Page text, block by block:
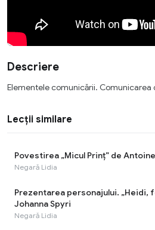
Descriere
Elementele comunicării. Comunicarea
Lecții similare
Povestirea „Micul Prinț” de
Negară Lidia
Prezentarea personajului. „Heidi,
Johanna Spyri
Negară Lidia